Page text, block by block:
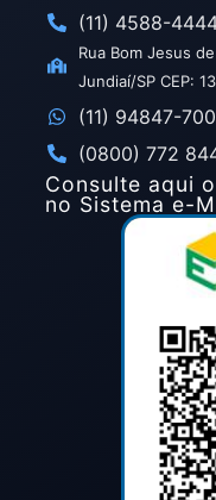
(11) 4588-
Rua Bom Jesus
Jundiaí/SP CEP:
(11) 94847-
(0800) 772
Consulte aqui
no Sistema e-